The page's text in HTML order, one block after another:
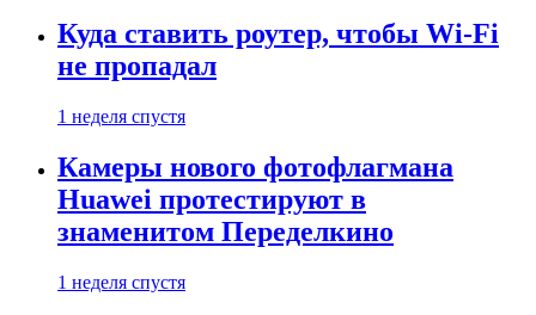
Куда ставить роутер, чтобы Wi-Fi
не пропадал
1 неделя спустя
Камеры нового фотофлагмана
Huawei протестируют в
знаменитом Переделкино
1 неделя спустя